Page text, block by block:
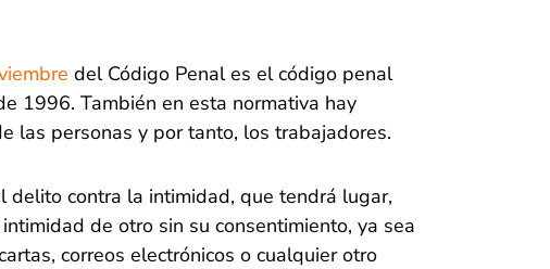
del Código Penal es el código penal
1996. También en esta normativa hay
las personas y por tanto, los trabajadores.
delito contra la intimidad, que tendrá lugar,
de otro sin su consentimiento, ya sea
correos electrónicos o cualquier otro